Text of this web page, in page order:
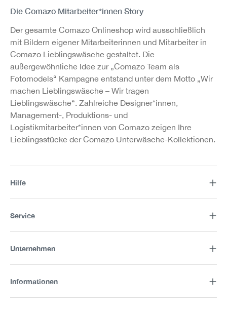
Die Comazo Mitarbeiter*innen Story
Der gesamte Comazo Onlineshop wird ausschließlich
mit Bildern eigener Mitarbeiterinnen und Mitarbeiter in
Comazo Lieblingswäsche gestaltet. Die
außergewöhnliche Idee zur „Comazo Team als
Fotomodels“ Kampagne entstand unter dem Motto „Wir
machen Lieblingswäsche – Wir tragen
Lieblingswäsche“. Zahlreiche Designer*innen,
Management-, Produktions- und
Logistikmitarbeiter*innen von Comazo zeigen Ihre
Lieblingsstücke der Comazo Unterwäsche-Kollektionen.
Hilfe
Service
Unternehmen
Informationen